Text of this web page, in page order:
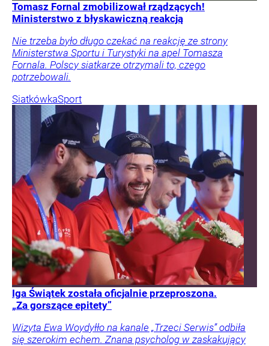
Tomasz Fornal zmobilizował rządzących!
Ministerstwo z błyskawiczną reakcją
Nie trzeba było długo czekać na reakcję ze strony
Ministerstwa Sportu i Turystyki na apel Tomasza
Fornala. Polscy siatkarze otrzymali to, czego
potrzebowali.
SiatkówkaSport
Iga Świątek została oficjalnie przeproszona.
„Za gorszące epitety”
Wizyta Ewa Woydyłło na kanale „Trzeci Serwis” odbiła
się szerokim echem. Znana psycholog w zaskakujący